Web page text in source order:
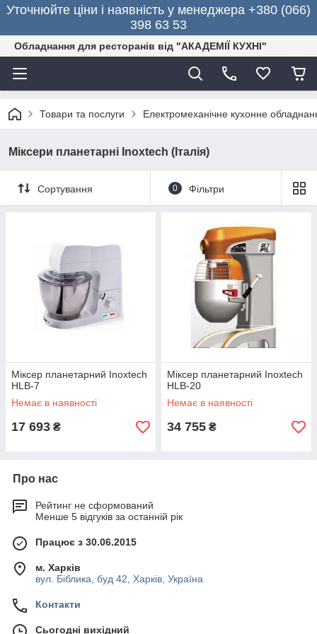
Уточнюйте ціни і наявність у менеджера +380 (066)
398 63 53
Обладнання для ресторанів від "АКАДЕМІЇ КУХНІ"
Товари та послуги Електромеханічне кухонне
Міксери планетарні Inoxtech (Італія)
Сортування 0 Фільтри
Міксер планетарний Inoxtech
HLB-7
Немає в наявності
17 693 ₴
Міксер планетарний Inoxtech
HLB-20
Немає в наявності
34 755 ₴
Про нас
Рейтинг не сформований
Менше 5 відгуків за останній рік
Працює з 30.06.2015
м. Харків
вул. Біблика, буд 42, Харків, Україна
Контакти
Сьогодні вихідний